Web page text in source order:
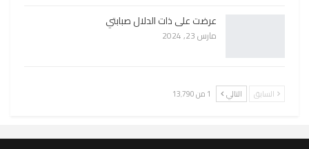
عرضت على ذات الدلال صبابتي
مارس 23, 2024
السابق التالي 1 من 13٬790